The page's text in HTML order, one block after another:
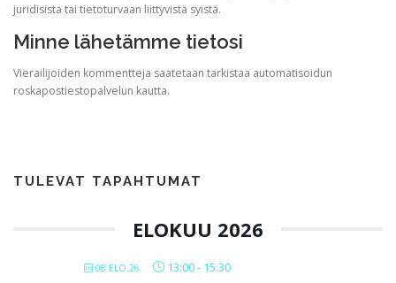
juridisista tai tietoturvaan liittyvistä syistä.
Minne lähetämme tietosi
Vierailijoiden kommentteja saatetaan tarkistaa automatisoidun
roskapostiestopalvelun kautta.
TULEVAT TAPAHTUMAT
ELOKUU 2026
08.ELO.26 13:00- 15:30